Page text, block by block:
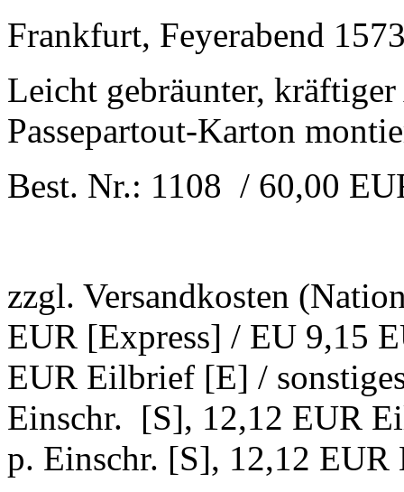
Frankfurt, Feyerabend
Leicht gebräunter,
Passepartout-Karton
Best. Nr.: 1108 / 60,00
zzgl. Versandkosten
EUR [Express] / EU 9,15
EUR Eilbrief [E] /
Einschr. [S], 12,12 EUR
p. Einschr. [S], 12,12